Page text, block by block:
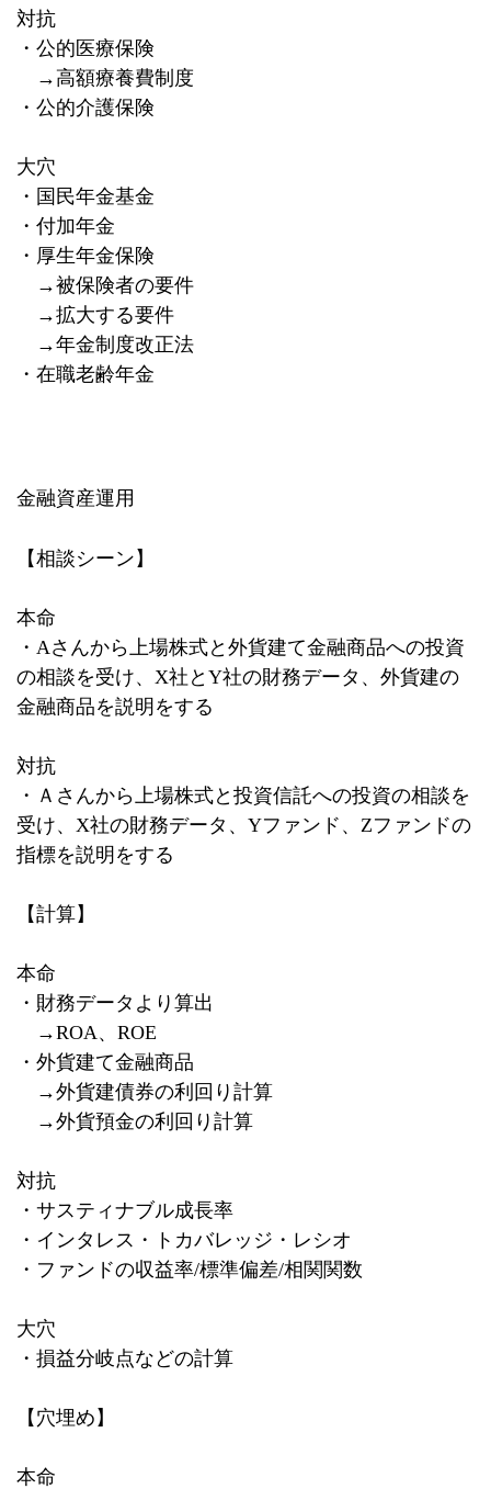
対抗
・公的医療保険
→高額療養費制度
・公的介護保険
大穴
・国民年金基金
・付加年金
・厚生年金保険
→被保険者の要件
→拡大する要件
→年金制度改正法
・在職老齢年金
金融資産運用
【相談シーン】
本命
・ A さんから上場株式と外貨建て金融商品への投資
の相談を受け、 X社と Y社の財務データ、外貨建の
金融商品を説明をする
対抗
・Ａさんから上場株式と投資信託への投資の相談を
受け、 X社の財務データ、 Yファンド、 Zファンドの
指標を説明をする
【計算】
本命
・財務データより算出
→ROA 、 ROE
・外貨建て金融商品
→外貨建債券の利回り計算
→外貨預金の利回り計算
対抗
・サスティナブル成長率
・インタレス・トカバレッジ・レシオ
・ファンドの収益率/標準偏差/相関関数
大穴
・損益分岐点などの計算
【穴埋め】
本命